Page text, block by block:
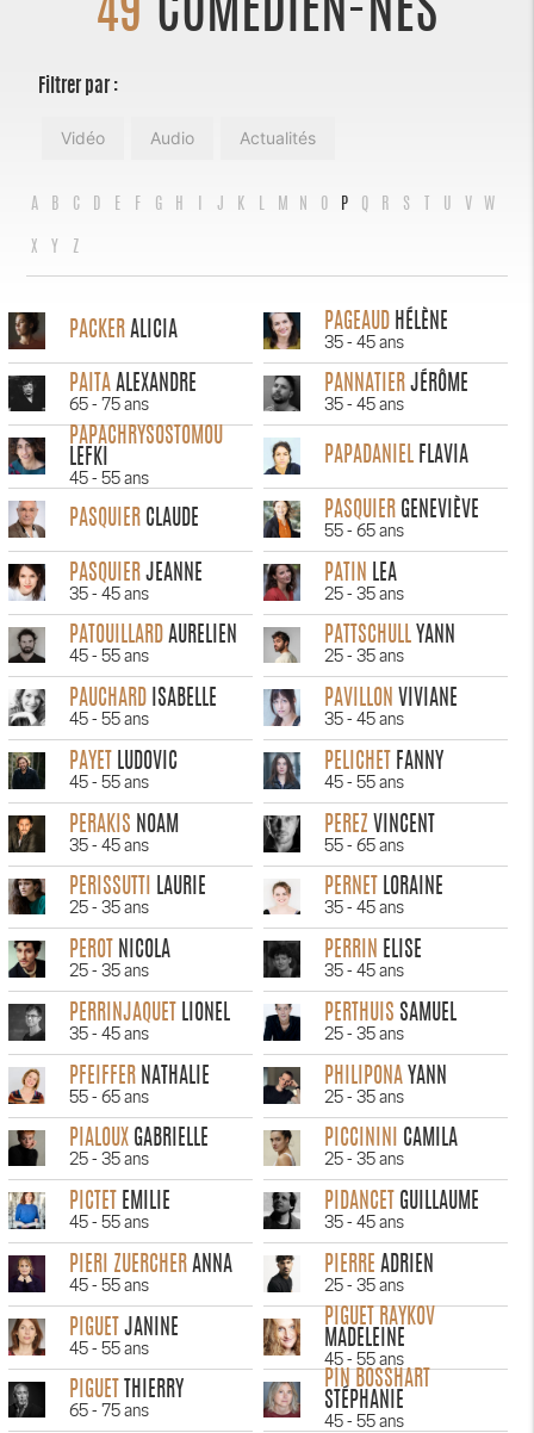
49 COMÉDIEN-NES
Filtrer par :
Vidéo Audio Actualités
A B C E F G H J K M N P R S V W
X Y Z
PACKERALICIA PAGEAUDHÉLÈNE
35 - 45 ans
PAITAALEXANDRE
65 - 75 ans
PANNATIERJÉRÔME
35 - 45 ans
PAPACHRYSOSTOMOU
LEFKI
45 - 55 ans
PAPADANIELFLAVIA
PASQUIERCLAUDE PASQUIERGENEVIÈVE
55 - 65 ans
PASQUIERJEANNE
35 - 45 ans
PATIN LEA
25 - 35 ans
PATOUILLARDAURELIEN
45 - 55 ans
PATTSCHULLYANN
25 - 35 ans
PAUCHARDISABELLE
45 - 55 ans
PAVILLON VIVIANE
35 - 45 ans
PAYET LUDOVIC
45 - 55 ans
PELICHET FANNY
45 - 55 ans
PERAKIS NOAM
35 - 45 ans
PEREZ VINCENT
55 - 65 ans
PERISSUTTI LAURIE
25 - 35 ans
PERNET LORAINE
35 - 45 ans
PEROT NICOLA
25 - 35 ans
PERRIN ELISE
35 - 45 ans
PERRINJAQUET LIONEL
35 - 45 ans
PERTHUIS SAMUEL
25 - 35 ans
PFEIFFERNATHALIE
55 - 65 ans
PHILIPONAYANN
25 - 35 ans
PIALOUXGABRIELLE
25 - 35 ans
PICCININI CAMILA
25 - 35 ans
PICTET EMILIE
45 - 55 ans
PIDANCET GUILLAUME
35 - 45 ans
PIERI ZUERCHERANNA
45 - 55 ans
PIERRE ADRIEN
25 - 35 ans
PIGUET JANINE
45 - 55 ans
PIGUET RAYKOV
MADELEINE
45 - 55 ans
PIGUET THIERRY
65 - 75 ans
PIN BOSSHART
STÉPHANIE
45 - 55 ans